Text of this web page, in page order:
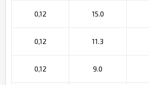
0,12 15.0
0,12 11.3
0,12 9.0